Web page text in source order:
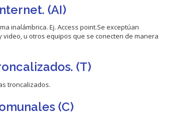
(AI)
inalámbrica. Ej. Access point.Se exceptúan
u otros equipos que se conecten de manera
(T)
troncalizados.
(C)